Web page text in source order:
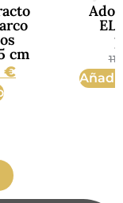
Adorno
ELEFANTE azul
€
Añadir al carrito